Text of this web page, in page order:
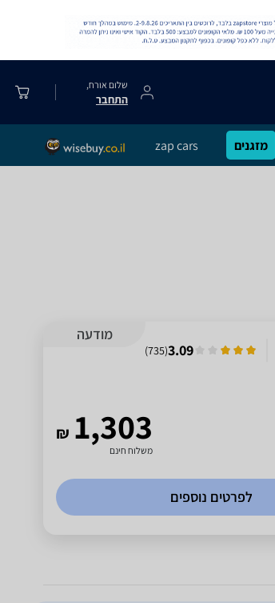
שלום אורח,
התחבר
מזגנים zap cars
מודעה
3.09
(
735
)
₪ 1,303
משלוח חינם
לפרטים נוספים